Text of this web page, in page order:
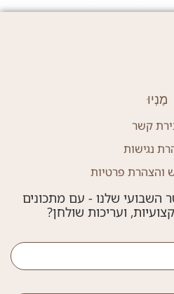
מֶנְיוּ
קשר
נגישות
והצהרת פרטיות
השבועי שלנו - עם מתכונים
ועריכות שולחן?